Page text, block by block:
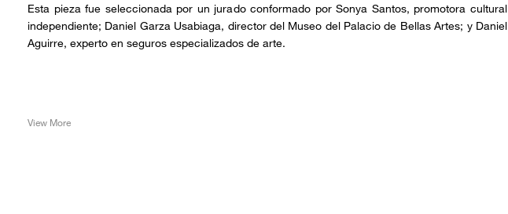
Esta pieza fue seleccionada por un jurado conformado por Sonya Santos, promotora cultural
independiente; Daniel Garza Usabiaga, director del Museo del Palacio de Bellas Artes; y Daniel
Aguirre, experto en seguros especializados de arte.
View More